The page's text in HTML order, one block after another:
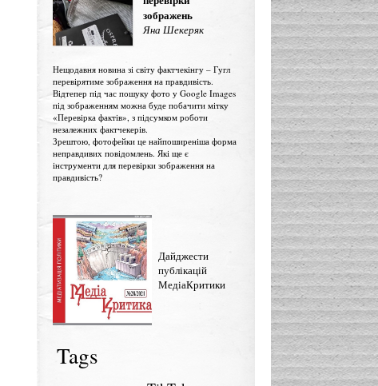
зображень
Яна Шекеряк
Нещодавня новина зі світу фактчекінгу – Гугл
перевірятиме зображення на правдивість.
Відтепер під час пошуку фото у Google Images
під зображенням можна буде побачити мітку
«Перевірка фактів», з підсумком роботи
незалежних фактчекерів.
Зрештою, фотофейки це найпоширеніша форма
неправдивих повідомлень. Які ще є
інструменти для перевірки зображення на
правдивість?
Дайджести
публікацій
МедіаКритики
Tags